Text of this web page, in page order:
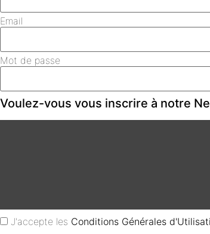
Email
Mot de passe
Voulez-vous vous inscrire à notre
J'accepte les Conditions Générales